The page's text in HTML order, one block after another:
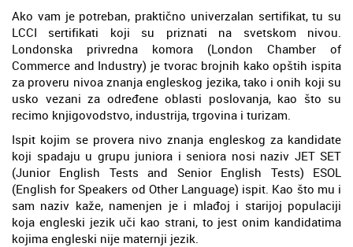
Ako vam je potreban, praktično univerzalan sertifikat, tu su
LCCI sertifikati koji su priznati na svetskom nivou.
Londonska privredna komora (London Chamber of
Commerce and Industry) je tvorac brojnih kako opštih ispita
za proveru nivoa znanja engleskog jezika, tako i onih koji su
usko vezani za određene oblasti poslovanja, kao što su
recimo knjigovodstvo, industrija, trgovina i turizam.
Ispit kojim se provera nivo znanja engleskog za kandidate
koji spadaju u grupu juniora i seniora nosi naziv JET SET
(Junior English Tests and Senior English Tests) ESOL
(English for Speakers od Other Language) ispit. Kao što mu i
sam naziv kaže, namenjen je i mlađoj i starijoj populaciji
koja engleski jezik uči kao strani, to jest onim kandidatima
kojima engleski nije maternji jezik.